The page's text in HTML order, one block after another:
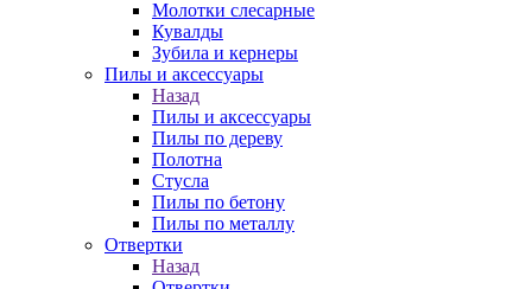
Молотки слесарные
Кувалды
Зубила и кернеры
Пилы и аксессуары
Назад
Пилы и аксессуары
Пилы по дереву
Полотна
Стусла
Пилы по бетону
Пилы по металлу
Отвертки
Назад